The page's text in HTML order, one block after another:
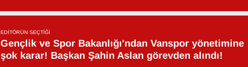
EDITÖRÜN SEÇTIĞI
Gençlik ve Spor Bakanlığı'ndan Vanspor yönetimine
şok karar! Başkan Şahin Aslan görevden alındı!